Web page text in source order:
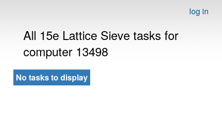
log in
All 15e Lattice Sieve tasks for
computer 13498
No tasks to display